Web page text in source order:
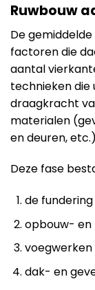
Ruwbouw
De
factoren die
aantal
technieken die
draagkracht
materialen
en deuren,
Deze fase
de fundering
opbouw-
voegwerken
dak- en